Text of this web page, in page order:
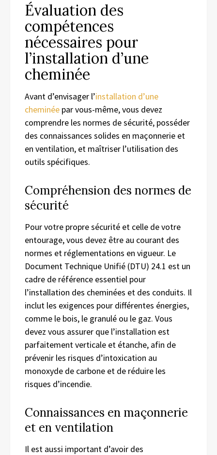
Évaluation des
compétences
nécessaires pour
l’installation d’une
cheminée
Avant d’envisager l’installation d’une
cheminée par vous-même, vous devez
comprendre les normes de sécurité, posséder
des connaissances solides en maçonnerie et
en ventilation, et maîtriser l’utilisation des
outils spécifiques.
Compréhension des normes de
sécurité
Pour votre propre sécurité et celle de votre
entourage, vous devez être au courant des
normes et réglementations en vigueur. Le
Document Technique Unifié (DTU) 24.1 est un
cadre de référence essentiel pour
l’installation des cheminées et des conduits. Il
inclut les exigences pour différentes énergies,
comme le bois, le granulé ou le gaz. Vous
devez vous assurer que l’installation est
parfaitement verticale et étanche, afin de
prévenir les risques d’intoxication au
monoxyde de carbone et de réduire les
risques d’incendie.
Connaissances en maçonnerie
et en ventilation
Il est aussi important d’avoir des